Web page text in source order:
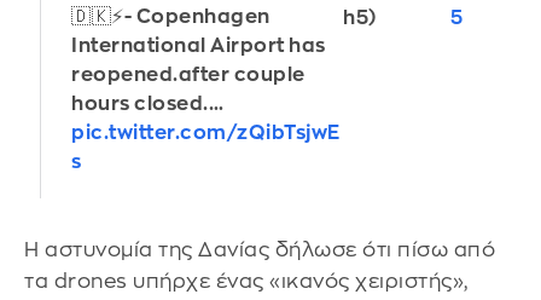
🇩🇰⚡- Copenhagen
International Airport has
reopened.after couple
hours closed.…
pic.twitter.com/zQibTsjwE
s
h5)
5
Η αστυνομία της Δανίας δήλωσε ότι πίσω από
τα drones υπήρχε ένας «ικανός χειριστής»,